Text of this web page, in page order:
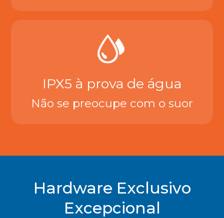
IPX5 à prova de água
Não se preocupe com o suor
Hardware Exclusivo
Excepcional